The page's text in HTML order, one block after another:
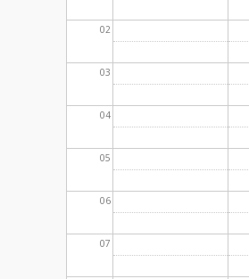
02
03
04
05
06
07